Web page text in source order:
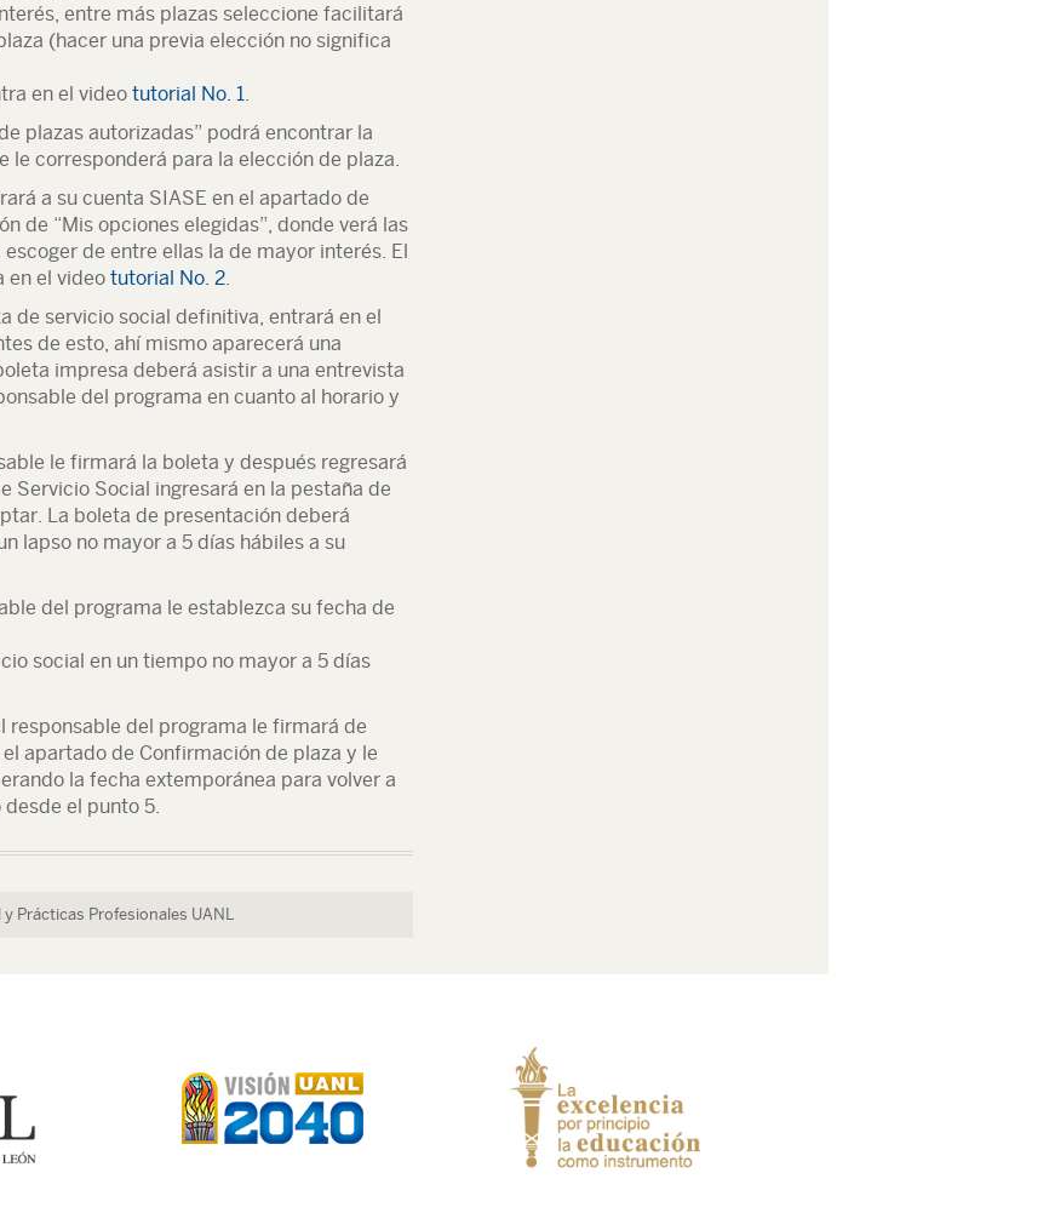
entre más plazas seleccione facilitará
(hacer una previa elección no significa
en el video tutorial No. 1.
plazas autorizadas” podrá encontrar la
le corresponderá para la elección de plaza.
a su cuenta SIASE en el apartado de
de “Mis opciones elegidas”, donde verá las
de entre ellas la de mayor interés. El
en el video tutorial No. 2.
de servicio social definitiva, entrará en el
de esto, ahí mismo aparecerá una
impresa deberá asistir a una entrevista
del programa en cuanto al horario y
le firmará la boleta y después regresará
Servicio Social ingresará en la pestaña de
La boleta de presentación deberá
lapso no mayor a 5 días hábiles a su
del programa le establezca su fecha de
social en un tiempo no mayor a 5 días
responsable del programa le firmará de
apartado de Confirmación de plaza y le
la fecha extemporánea para volver a
el punto 5.
Prácticas Profesionales UANL